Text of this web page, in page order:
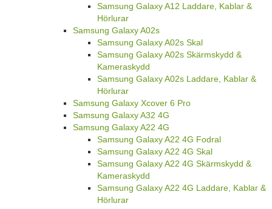
Samsung Galaxy A12 Laddare, Kablar &
Hörlurar
Samsung Galaxy A02s
Samsung Galaxy A02s Skal
Samsung Galaxy A02s Skärmskydd &
Kameraskydd
Samsung Galaxy A02s Laddare, Kablar &
Hörlurar
Samsung Galaxy Xcover 6 Pro
Samsung Galaxy A32 4G
Samsung Galaxy A22 4G
Samsung Galaxy A22 4G Fodral
Samsung Galaxy A22 4G Skal
Samsung Galaxy A22 4G Skärmskydd &
Kameraskydd
Samsung Galaxy A22 4G Laddare, Kablar &
Hörlurar